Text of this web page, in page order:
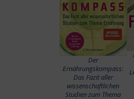
Der
Ernährungskompass:
Das Fazit aller
wissenschaftlichen
Studien zum Thema